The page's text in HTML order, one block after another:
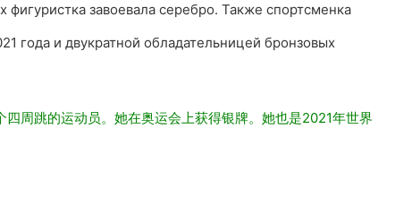
завоевала серебро. Также спортсменка
года и двукратной обладательницей бронзовых
四周跳的运动员。她在奥运会上获得银牌。她也是2021年世界